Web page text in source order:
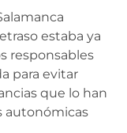
estaba ya
responsables
para evitar
que lo han
autonómicas